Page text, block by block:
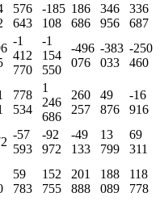
576
643
-185
108
186
686
346
956
336
687
-1
412
770
-1
154
550
-496
076
-383
033
-250
460
778
534
1
246
686
260
257
49
876
-16
916
-57
593
-92
972
-49
133
13
799
69
311
59
783
152
755
201
888
188
089
118
778